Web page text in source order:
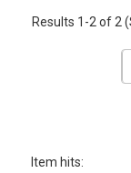
Results 1-2 of 2
Item hits: